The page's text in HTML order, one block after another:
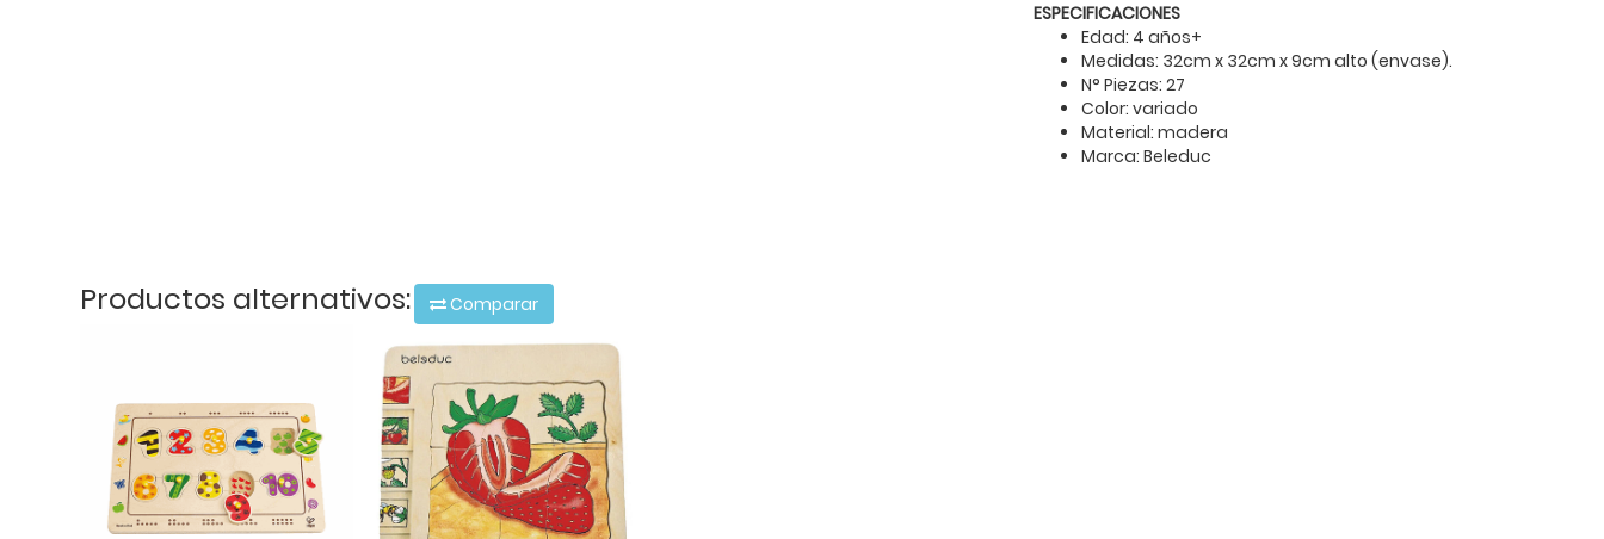
ESPECIFICACIONES
Edad: 4 años+
Medidas: 32cm x 32cm x 9cm alto (envase).
N° Piezas: 27
Color: variado
Material: madera
Marca: Beleduc
Productos alternativos: Comparar